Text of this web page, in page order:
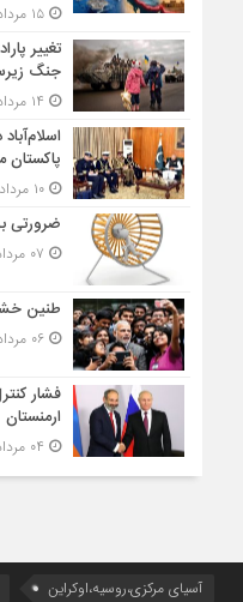
۱۵ مرداد ۱۴۰۵ - ۱۴:۲۰
تغییر
جنگ
پاکستان
۱۰ مرداد ۱۴۰۵ - ۱۱:۵۴
ضرورتی
طنین
۰۶ مرداد ۱۴۰۵ - ۱۲:۴۲
فشار
ارمنستان
آسیای مرکزی،روسیه،اوکراین